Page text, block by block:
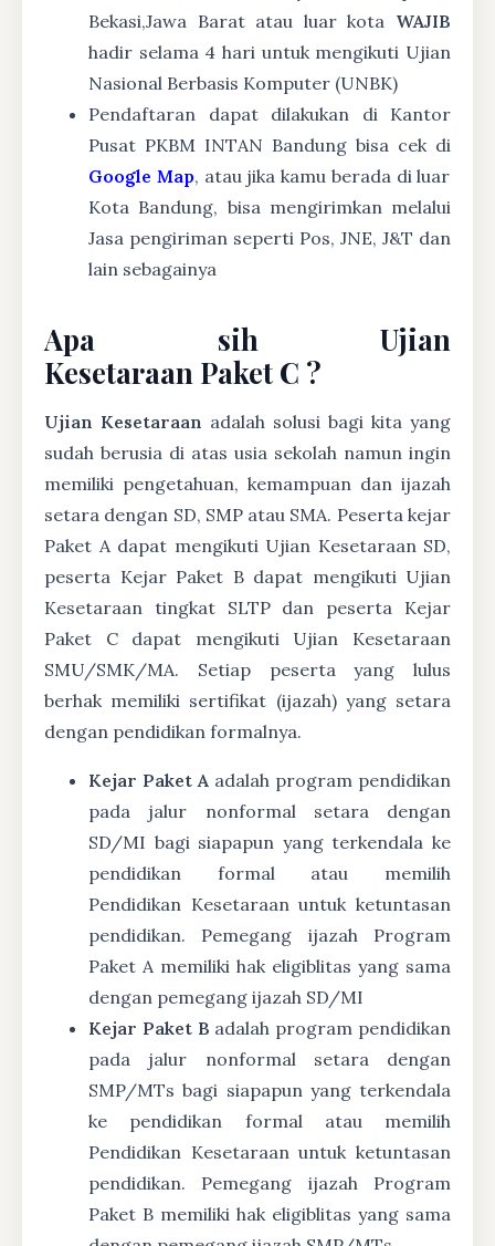
Bekasi,Jawa Barat atau luar kota WAJIB
hadir selama 4 hari untuk mengikuti Ujian
Nasional Berbasis Komputer (UNBK)
Pendaftaran dapat dilakukan di Kantor
Pusat PKBM INTAN Bandung bisa cek di
Google Map, atau jika kamu berada di luar
Kota Bandung, bisa mengirimkan melalui
Jasa pengiriman seperti Pos, JNE, J&T dan
lain sebagainya
Apa sih Ujian
Kesetaraan Paket C ?
Ujian Kesetaraan adalah solusi bagi kita yang
sudah berusia di atas usia sekolah namun ingin
memiliki pengetahuan, kemampuan dan ijazah
setara dengan SD, SMP atau SMA. Peserta kejar
Paket A dapat mengikuti Ujian Kesetaraan SD,
peserta Kejar Paket B dapat mengikuti Ujian
Kesetaraan tingkat SLTP dan peserta Kejar
Paket C dapat mengikuti Ujian Kesetaraan
SMU/SMK/MA. Setiap peserta yang lulus
berhak memiliki sertifikat (ijazah) yang setara
dengan pendidikan formalnya.
Kejar Paket A adalah program pendidikan
pada jalur nonformal setara dengan
SD/MI bagi siapapun yang terkendala ke
pendidikan formal atau memilih
Pendidikan Kesetaraan untuk ketuntasan
pendidikan. Pemegang ijazah Program
Paket A memiliki hak eligiblitas yang sama
dengan pemegang ijazah SD/MI
Kejar Paket B adalah program pendidikan
pada jalur nonformal setara dengan
SMP/MTs bagi siapapun yang terkendala
ke pendidikan formal atau memilih
Pendidikan Kesetaraan untuk ketuntasan
pendidikan. Pemegang ijazah Program
Paket B memiliki hak eligiblitas yang sama